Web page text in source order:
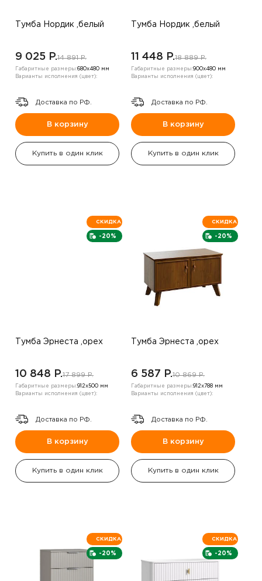
Тумба Нордик ,белый
9 025 P.14 891 P.
Габаритные размеры:680х480 мм
Варианты исполнения (цвет):
Доставка по РФ.
В корзину
Купить в один клик
Тумба Нордик ,белый
11 448 P.18 889 P.
Габаритные размеры:900х480 мм
Варианты исполнения (цвет):
Доставка по РФ.
В корзину
Купить в один клик
-20%
СКИДКА
Тумба Эрнеста ,орех
10 848 P.17 899 P.
Габаритные размеры:912х500 мм
Варианты исполнения (цвет):
Доставка по РФ.
В корзину
Купить в один клик
-20%
СКИДКА
Тумба Эрнеста ,орех
6 587 P.10 869 P.
Габаритные размеры:912х788 мм
Варианты исполнения (цвет):
Доставка по РФ.
В корзину
Купить в один клик
-20%
СКИДКА
-20%
СКИДКА